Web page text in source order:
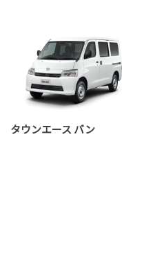
タウンエース バン